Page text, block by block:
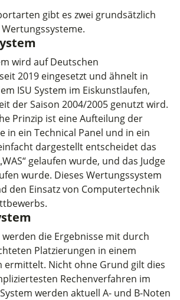
gibt es zwei grundsätzlich
wird auf Deutschen
2019 eingesetzt und ähnelt in
ISU System im Eiskunstlaufen,
der Saison 2004/2005 genutzt wird.
Prinzip ist eine Aufteilung der
in ein Technical Panel und in ein
dargestellt entscheidet das
gelaufen wurde, und das Judge
wurde. Dieses Wertungssystem
den Einsatz von Computertechnik
werden die Ergebnisse mit durch
Platzierungen in einem
ermittelt. Nicht ohne Grund gilt dies
Rechenverfahren im
werden aktuell A- und B-Noten